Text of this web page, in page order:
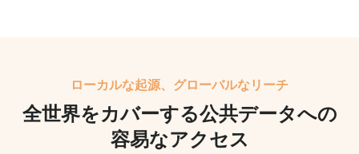
ローカルな起源、グローバルなリーチ
全世界をカバーする公共データへの
容易なアクセス